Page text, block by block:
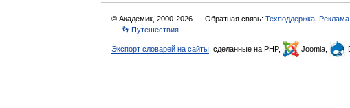
© Академик, 2000-2026 Обратная связь: Техподдержка
👣 Путешествия
Экспорт словарей на сайты , сделанные на PHP, Joomla,